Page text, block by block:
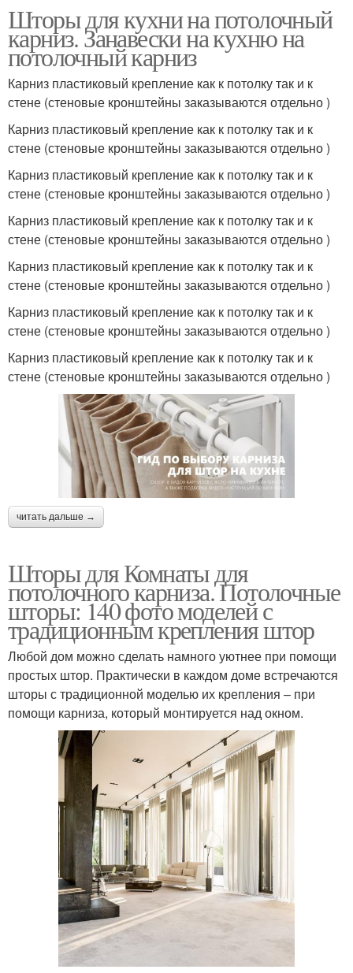
Шторы для кухни на потолочный
карниз. Занавески на кухню на
потолочный карниз
Карниз пластиковый крепление как к потолку так и к
стене (стеновые кронштейны заказываются отдельно )
Карниз пластиковый крепление как к потолку так и к
стене (стеновые кронштейны заказываются отдельно )
Карниз пластиковый крепление как к потолку так и к
стене (стеновые кронштейны заказываются отдельно )
Карниз пластиковый крепление как к потолку так и к
стене (стеновые кронштейны заказываются отдельно )
Карниз пластиковый крепление как к потолку так и к
стене (стеновые кронштейны заказываются отдельно )
Карниз пластиковый крепление как к потолку так и к
стене (стеновые кронштейны заказываются отдельно )
Карниз пластиковый крепление как к потолку так и к
стене (стеновые кронштейны заказываются отдельно )
читать дальше →
Шторы для Комнаты для
потолочного карниза. Потолочные
шторы: 140 фото моделей с
традиционным крепления штор
Любой дом можно сделать намного уютнее при помощи
простых штор. Практически в каждом доме встречаются
шторы с традиционной моделью их крепления – при
помощи карниза, который монтируется над окном.